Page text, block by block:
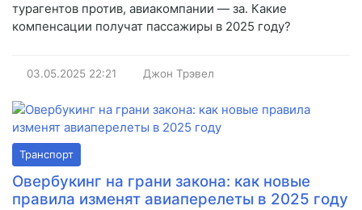
турагентов против, авиакомпании — за. Какие
компенсации получат пассажиры в 2025 году?
03.05.2025 22:21 Джон Трэвел
Транспорт
Овербукинг на грани закона: как новые
правила изменят авиаперелеты в 2025 году